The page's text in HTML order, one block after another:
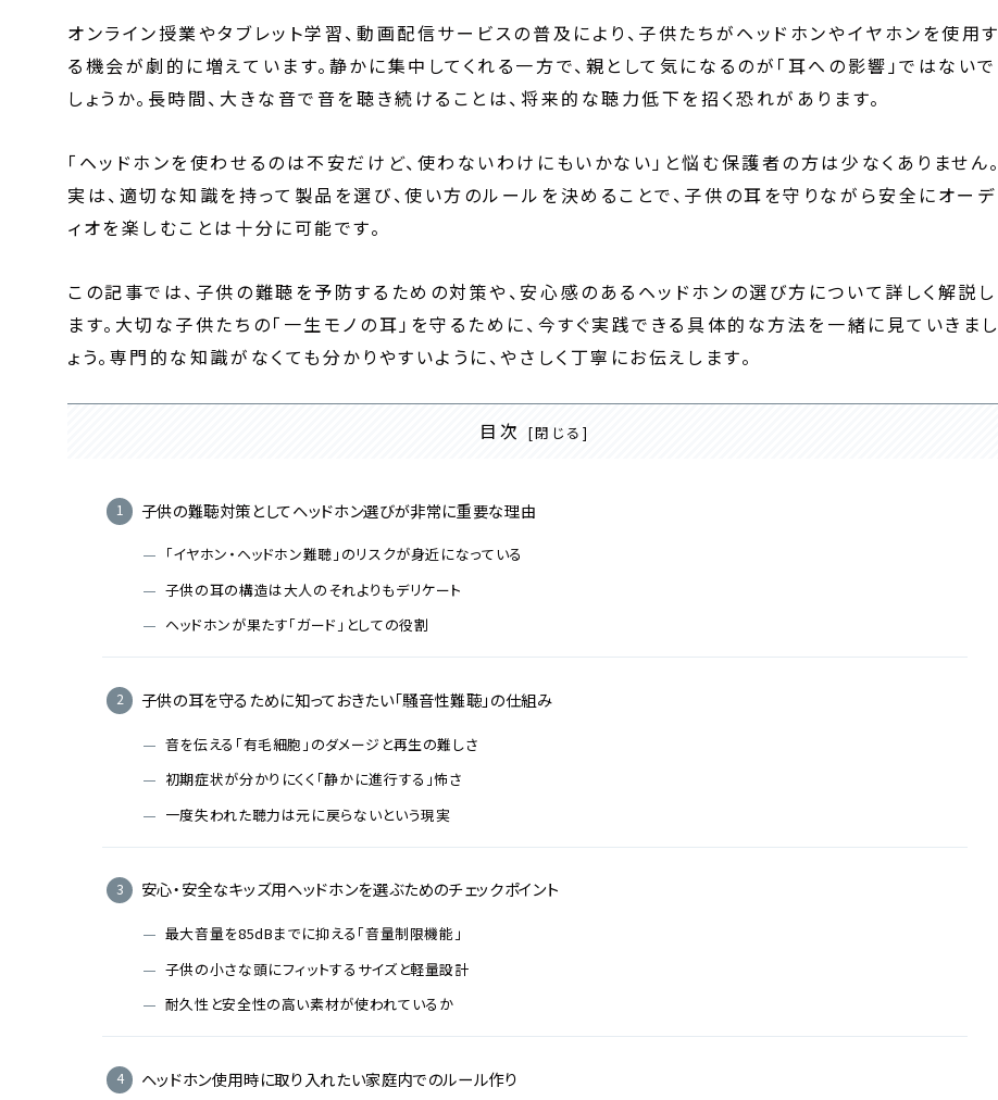
オンライン授業やタブレット学習、動画配信サービスの普及により、子供たちがヘッドホンやイヤホンを使用す
る機会が劇的に増えています。静かに集中してくれる一方で、親として気になるのが「耳への影響」ではないで
しょうか。長時間、大きな音で音を聴き続けることは、将来的な聴力低下を招く恐れがあります。
「ヘッドホンを使わせるのは不安だけど、使わないわけにもいかない」と悩む保護者の方は少なくありません。
実は、適切な知識を持って製品を選び、使い方のルールを決めることで、子供の耳を守りながら安全にオーデ
ィオを楽しむことは十分に可能です。
この記事では、子供の難聴を予防するための対策や、安心感のあるヘッドホンの選び方について詳しく解説し
ます。大切な子供たちの「一生モノの耳」を守るために、今すぐ実践できる具体的な方法を一緒に見ていきまし
ょう。専門的な知識がなくても分かりやすいように、やさしく丁寧にお伝えします。
目次
子供の難聴対策としてヘッドホン選びが非常に重要な理由
「イヤホン・ヘッドホン難聴」のリスクが身近になっている
子供の耳の構造は大人のそれよりもデリケート
ヘッドホンが果たす「ガード」としての役割
子供の耳を守るために知っておきたい「騒音性難聴」の仕組み
音を伝える「有毛細胞」のダメージと再生の難しさ
初期症状が分かりにくく「静かに進行する」怖さ
一度失われた聴力は元に戻らないという現実
安心・安全なキッズ用ヘッドホンを選ぶためのチェックポイント
最大音量を85dBまでに抑える「音量制限機能」
子供の小さな頭にフィットするサイズと軽量設計
耐久性と安全性の高い素材が使われているか
ヘッドホン使用時に取り入れたい家庭内でのルール作り